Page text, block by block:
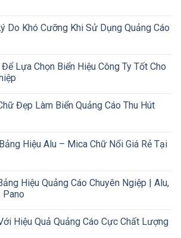
Do Khó Cưỡng Khi Sử Dụng Quảng Cáo
Lựa Chọn Biển Hiệu Công Ty Tốt Cho
Đẹp Làm Biển Quảng Cáo Thu Hút
Hiệu Alu – Mica Chữ Nổi Giá Rẻ Tại
Hiệu Quảng Cáo Chuyên Ngiệp | Alu,
Pano
Hiệu Quả Quảng Cáo Cực Chất Lượng